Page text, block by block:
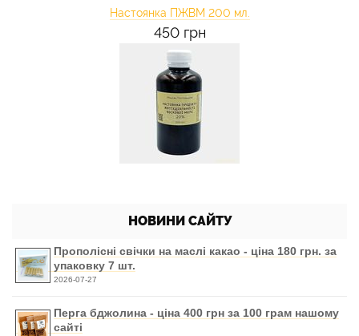
Настоянка ПЖВМ 200 мл.
450 грн
НОВИНИ САЙТУ
Прополісні свічки на маслі какао - ціна 180 грн. за
упаковку 7 шт.
2026-07-27
Перга бджолина - ціна 400 грн за 100 грам нашому
сайті